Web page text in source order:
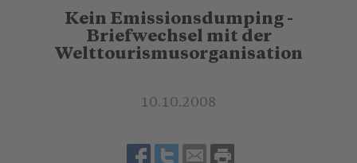
Kein Emissionsdumping -
Briefwechsel mit der
Welttourismusorganisation
10.10.2008